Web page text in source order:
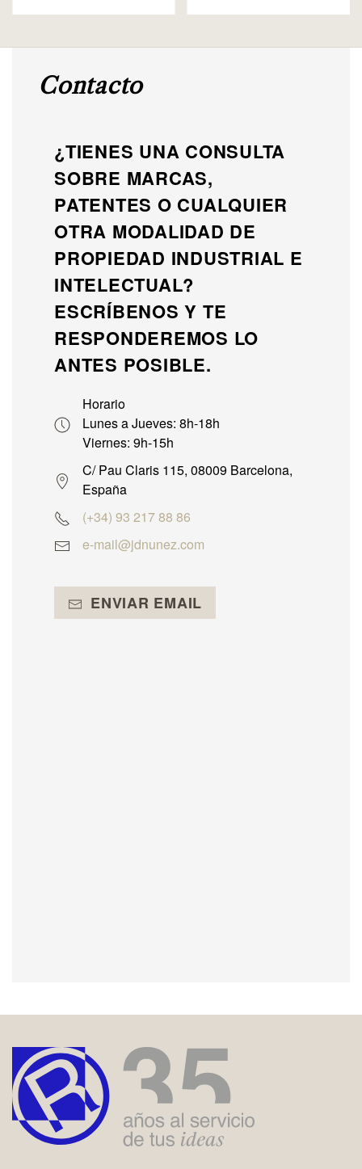
Contacto
¿TIENES UNA CONSULTA
SOBRE MARCAS,
PATENTES O CUALQUIER
OTRA MODALIDAD DE
PROPIEDAD INDUSTRIAL E
INTELECTUAL?
ESCRÍBENOS Y TE
RESPONDEREMOS LO
ANTES POSIBLE.
Horario
Lunes a Jueves: 8h-18h
Viernes: 9h-15h
C/ Pau Claris 115, 08009 Barcelona,
España
(+34) 93 217 88 86
e-mail@jdnunez.com
ENVIAR EMAIL